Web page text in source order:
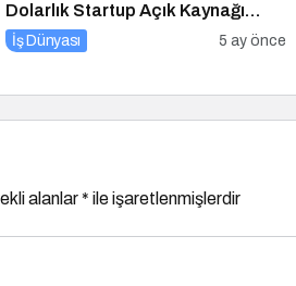
Dolarlık Startup Açık Kaynağı
Gizleyince Ne Oldu?
İş Dünyası 5 ay önce
alanlar* ile işaretlenmişlerdir